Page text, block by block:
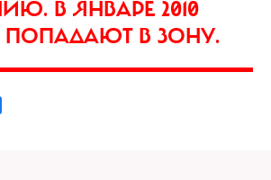
В ЯНВАРЕ 2010
В ЗОНУ.